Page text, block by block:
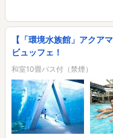
【「環境水族館」アクア
ビュッフェ！
和室10畳バス付（禁煙）